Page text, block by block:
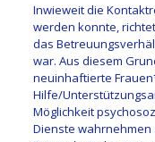
Inwieweit die
werden konnte,
das
war. Aus diesem
neuinhaftierte
Hilfe/
Möglichkeit
Dienste